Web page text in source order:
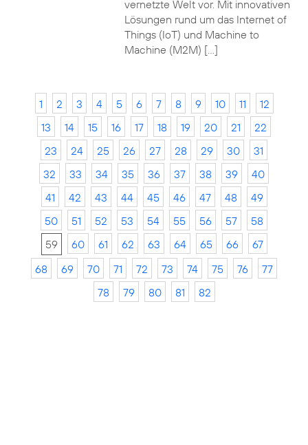
vernetzte Welt vor. Mit innovativen
Lösungen rund um das Internet of
Things (IoT) und Machine to
Machine (M2M) […]
1 2 3 4 5 6 7 8 9 10 11
12
13
14 15 16 17 18 19 20 21
22
23
24 25 26 27 28 29 30
31
32
33 34 35 36 37 38 39
40
41
42 43 44 45 46 47 48
49
50
51 52 53 54 55 56 57
58
59
60 61 62 63 64 65 66
67
68
69 70 71 72 73 74 75 76
77
78
79 80 81 82